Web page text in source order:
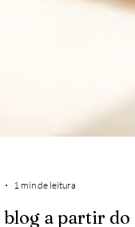
1 min de leitura